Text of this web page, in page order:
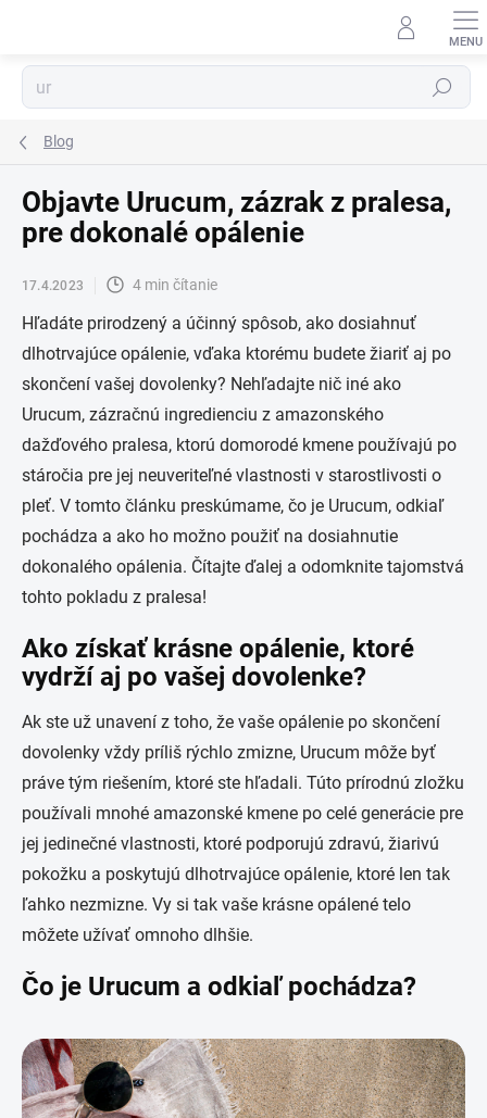
Hľadať
Blog
Objavte Urucum, zázrak z pralesa,
pre dokonalé opálenie
17.4.2023 4 min čítanie
Hľadáte prirodzený a účinný spôsob, ako dosiahnuť
dlhotrvajúce opálenie, vďaka ktorému budete žiariť aj po
skončení vašej dovolenky? Nehľadajte nič iné ako
Urucum, zázračnú ingredienciu z amazonského
dažďového pralesa, ktorú domorodé kmene používajú po
stáročia pre jej neuveriteľné vlastnosti v starostlivosti o
pleť. V tomto článku preskúmame, čo je Urucum, odkiaľ
pochádza a ako ho možno použiť na dosiahnutie
dokonalého opálenia. Čítajte ďalej a odomknite tajomstvá
tohto pokladu z pralesa!
Ako získať krásne opálenie, ktoré
vydrží aj po vašej dovolenke?
Ak ste už unavení z toho, že vaše opálenie po skončení
dovolenky vždy príliš rýchlo zmizne, Urucum môže byť
práve tým riešením, ktoré ste hľadali. Túto prírodnú zložku
používali mnohé amazonské kmene po celé generácie pre
jej jedinečné vlastnosti, ktoré podporujú zdravú, žiarivú
pokožku a poskytujú dlhotrvajúce opálenie, ktoré len tak
ľahko nezmizne. Vy si tak vaše krásne opálené telo
môžete užívať omnoho dlhšie.
Čo je Urucum a odkiaľ pochádza?